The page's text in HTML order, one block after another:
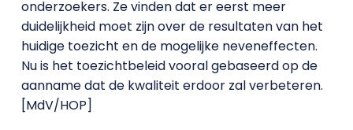
onderzoekers. Ze vinden dat er eerst meer
duidelijkheid moet zijn over de resultaten van het
huidige toezicht en de mogelijke neveneffecten.
Nu is het toezichtbeleid vooral gebaseerd op de
aanname dat de kwaliteit erdoor zal verbeteren.
[MdV/HOP]